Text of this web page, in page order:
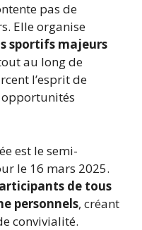
pas de
Elle organise
sportifs majeurs
au long de
l’esprit de
est le semi-
le 16 mars 2025.
de tous
personnels, créant
convivialité.